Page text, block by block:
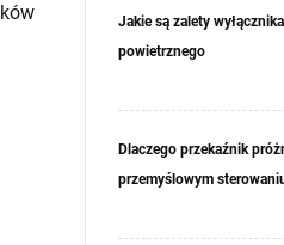
Jakie są zalety
powietrznego
Dlaczego przekaźnik
przemyślowym